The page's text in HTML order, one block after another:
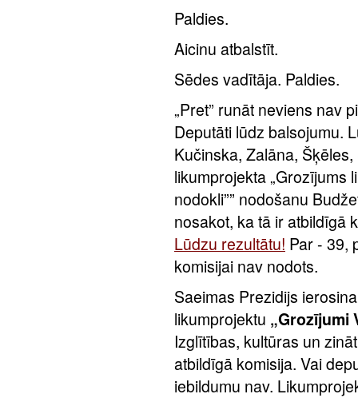
Paldies.
Aicinu atbalstīt.
Sēdes vadītāja. Paldies.
„Pret” runāt neviens nav
Deputāti lūdz balsojumu.
Kučinska, Zalāna,
likumprojekta „Grozījums
nodokli”” nodošanu
nosakot, ka tā ir atbildīgā
Lūdzu rezultātu! Par - 39,
komisijai nav nodots.
Saeimas Prezidijs
likumprojektu „Grozījumi
Izglītības, kultūras un
atbildīgā komisija. Vai
iebildumu nav.